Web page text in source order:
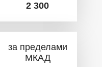
2 300
за пределами
МКАД